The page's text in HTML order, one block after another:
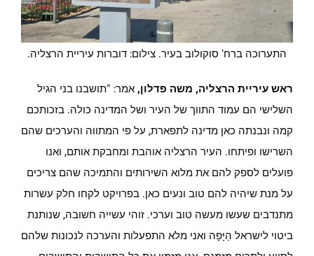
התערוכה ברח' סוקולוב בעיר. צילום: דוברות עיריית הרצליה.
ראש עיריית הרצליה, משה פדלון, אמר: "תושבנו בני הגיל
השלישי הם עמוד התווך של העיר ושל המדינה כולה. בזכותכם
קמה ונבנתה כאן מדינה לתפארת, על פי המתווה והערכים שהם
השרישו ופיתחו. העיר הרצליה אוהבת ומחבקת אותם, ואנו
פועלים לספק להם את מלוא השירותים והתמיכה שהם צריכים
על מנת שיהיה להם טוב ונעים כאן. בפרויקט לקחו חלק עשרות
מתנדבים שעשו מעשה טוב וערכי. זוהי עשייה חשובה, שנותנת
ביטוי לישראל הַיָּפָה ואני מלא התפעלות והערכה לנכונות שלהם